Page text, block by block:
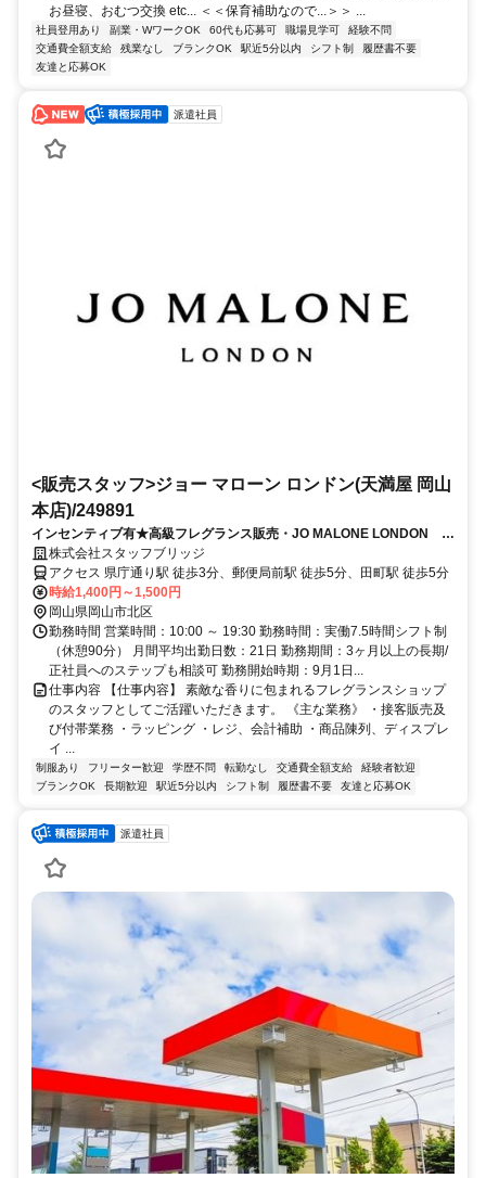
お昼寝、おむつ交換 etc... ＜＜保育補助なので...＞＞ ...
社員登用あり 副業・WワークOK 60代も応募可 職場見学可
経験不問
交通費全額支給
残業なし ブランクOK 駅近5分以内 シフト制
履歴書不要
友達と応募OK
派遣社員
<販売スタッフ>ジョー マローン ロンドン(天満屋 岡山
本店)/249891
インセンティブ有★高級フレグランス販売・JO MALONE LONDON 天
満屋岡山本店 交通費支給
株式会社スタッフブリッジ
アクセス 県庁通り駅 徒歩3分、郵便局前駅 徒歩5分、田町駅 徒歩5分
時給1,400円～1,500円
岡山県岡山市北区
勤務時間 営業時間：10:00 ～ 19:30 勤務時間：実働7.5時間シフト制
（休憩90分） 月間平均出勤日数：21日 勤務期間：3ヶ月以上の長期/
正社員へのステップも相談可 勤務開始時期：9月1日...
仕事内容 【仕事内容】 素敵な香りに包まれるフレグランスショップ
のスタッフとしてご活躍いただきます。 《主な業務》 ・接客販売及
び付帯業務 ・ラッピング ・レジ、会計補助 ・商品陳列、ディスプレ
イ ...
制服あり フリーター歓迎 学歴不問 転勤なし 交通費全額支給
経験者歓迎
ブランクOK
長期歓迎 駅近5分以内 シフト制 履歴書不要 友達と応募OK
派遣社員